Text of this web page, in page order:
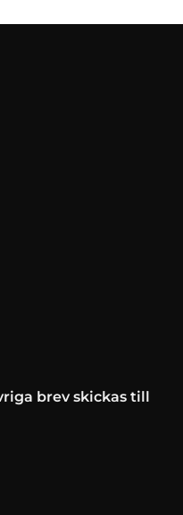
brev skickas till